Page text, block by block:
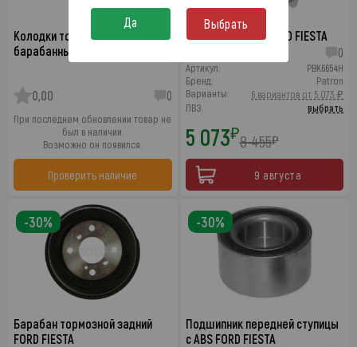
Колодки тормозные задние
барабанные FORD FIESTA
0,00 0
При последнем обновлении товар не
был в наличии.
Возможно он появился.
Проверить наличие
Ступица задняя FORD FIESTA
0
Артикул:
PBK6654H
Бренд:
Patron
Варианты:
6 вариантов от 5 073 ₽
ПВЗ:
выбрать
5 073₽8 455₽
9 августа
Барабан тормозной задний
FORD FIESTA
-30%
Подшипник передней ступицы
c ABS FORD FIESTA
-30%
Да Выбрать